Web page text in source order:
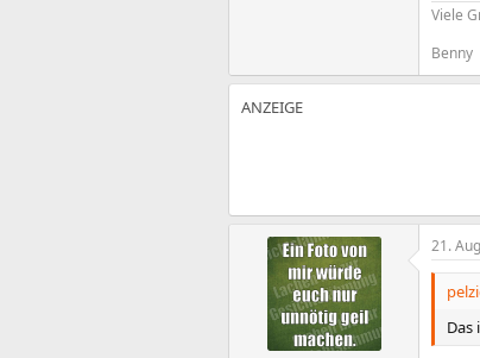
Viele
Benny
21.
Das